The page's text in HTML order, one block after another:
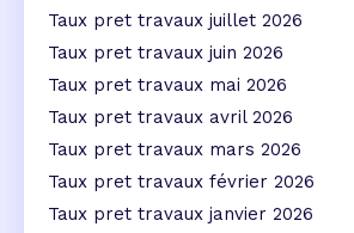
Taux pret travaux juillet 2026
Taux pret travaux juin 2026
Taux pret travaux mai 2026
Taux pret travaux avril 2026
Taux pret travaux mars 2026
Taux pret travaux février 2026
Taux pret travaux janvier 2026